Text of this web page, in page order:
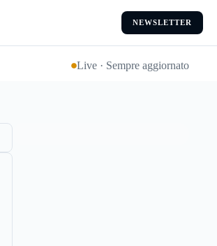
NEWSLETTER
Live · Sempre aggiornato